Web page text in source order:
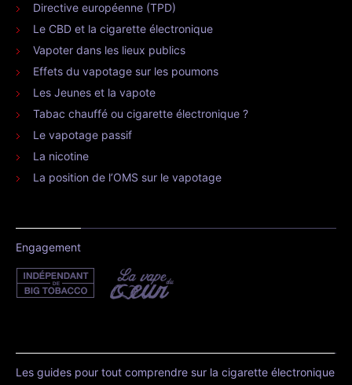
Directive européenne (TPD)
Le CBD et la cigarette électronique
Vapoter dans les lieux publics
Effets du vapotage sur les poumons
Les Jeunes et la vapote
Tabac chauffé ou cigarette électronique ?
Le vapotage passif
La nicotine
La position de l’OMS sur le vapotage
Engagement
Les guides pour tout comprendre sur la cigarette électronique